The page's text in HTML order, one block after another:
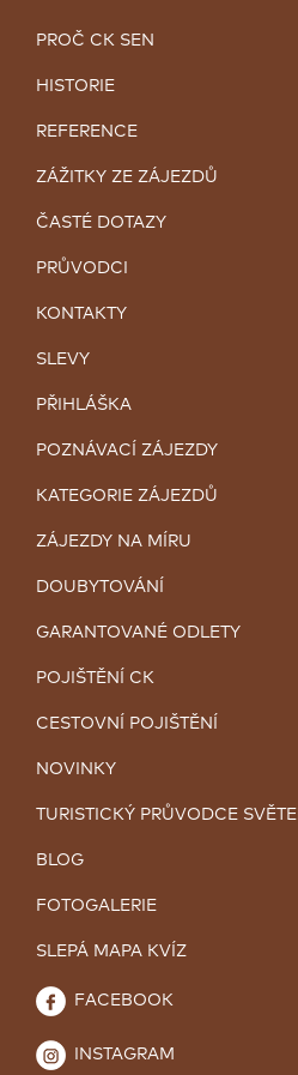
PROČ CK SEN
HISTORIE
REFERENCE
ZÁŽITKY ZE ZÁJEZDŮ
ČASTÉ DOTAZY
PRŮVODCI
KONTAKTY
SLEVY
PŘIHLÁŠKA
POZNÁVACÍ ZÁJEZDY
KATEGORIE ZÁJEZDŮ
ZÁJEZDY NA MÍRU
DOUBYTOVÁNÍ
GARANTOVANÉ ODLETY
POJIŠTĚNÍ CK
CESTOVNÍ POJIŠTĚNÍ
NOVINKY
TURISTICKÝ PRŮVODCE
BLOG
FOTOGALERIE
SLEPÁ MAPA KVÍZ
FACEBOOK
INSTAGRAM